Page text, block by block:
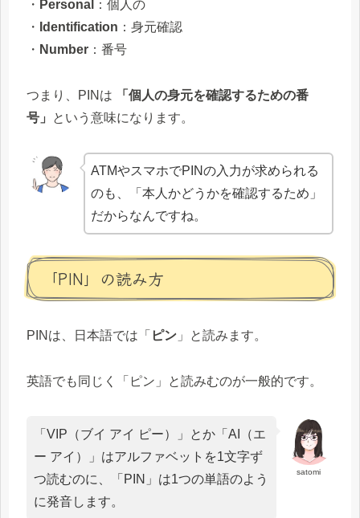
・ Personal
：個人の
・ Identification ：身元確認
・ Number ：番号
つまり、PINは
「個人の身元を確認するための番
号」
という意味になります。
ATMやスマホでPINの入力が求められる
のも、「本人かどうかを確認するため」
だからなんですね。
「PIN」の読み方
PINは、日本語では「 ピン 」と読みます。
英語でも同じく「ピン」と読みむのが一般的です。
satomi
「VIP（ブイ アイ ピー）」とか「AI（エ
ー アイ）」はアルファベットを1文字ず
つ読むのに、「PIN」は1つの単語のよう
に発音します。